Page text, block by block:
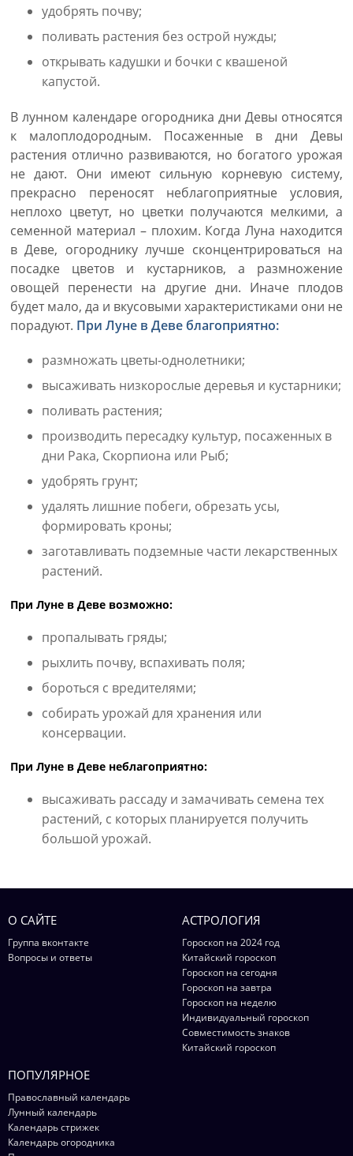
удобрять почву;
поливать растения без острой нужды;
открывать кадушки и бочки с квашеной
капустой.
В лунном календаре огородника дни Девы относятся
к малоплодородным. Посаженные в дни Девы
растения отлично развиваются, но богатого урожая
не дают. Они имеют сильную корневую систему,
прекрасно переносят неблагоприятные условия,
неплохо цветут, но цветки получаются мелкими, а
семенной материал – плохим. Когда Луна находится
в Деве, огороднику лучше сконцентрироваться на
посадке цветов и кустарников, а размножение
овощей перенести на другие дни. Иначе плодов
будет мало, да и вкусовыми характеристиками они не
порадуют. При Луне в Деве благоприятно:
размножать цветы-однолетники;
высаживать низкорослые деревья и кустарники;
поливать растения;
производить пересадку культур, посаженных в
дни Рака, Скорпиона или Рыб;
удобрять грунт;
удалять лишние побеги, обрезать усы,
формировать кроны;
заготавливать подземные части лекарственных
растений.
При Луне в Деве возможно:
пропалывать гряды;
рыхлить почву, вспахивать поля;
бороться с вредителями;
собирать урожай для хранения или
консервации.
При Луне в Деве неблагоприятно:
высаживать рассаду и замачивать семена тех
растений, с которых планируется получить
большой урожай.
О САЙТЕ
Группа вконтакте
Вопросы и ответы
АСТРОЛОГИЯ
Гороскоп на 2024 год
Китайский гороскоп
Гороскоп на сегодня
Гороскоп на завтра
Гороскоп на неделю
Индивидуальный гороскоп
Совместимость знаков
Китайский гороскоп
ПОПУЛЯРНОЕ
Православный календарь
Лунный календарь
Календарь стрижек
Календарь огородника